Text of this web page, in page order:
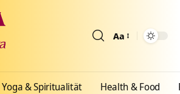
Aa
Yoga & Spiritualität Health & Food